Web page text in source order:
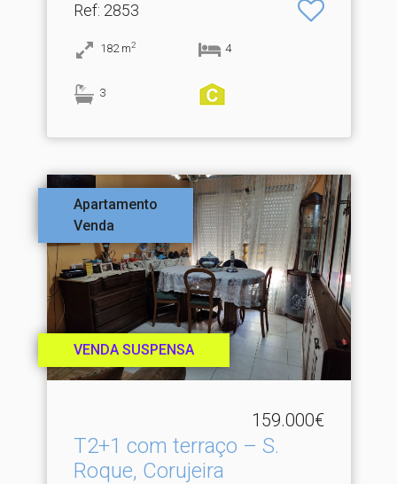
Ref: 2853
182 m2 4
3
Apartamento
Venda
VENDA SUSPENSA
159.000€
T2+1 com terraço – S.​
Roque, Corujeira